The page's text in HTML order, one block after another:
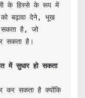
के हिस्से के रूप में
को बढ़ावा देने, भूख
है, जो
सकता है।
में सुधार हो सकता
कर सकता है क्योंकि